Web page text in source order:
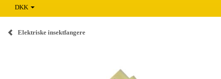
DKK
Elektriske insektfangere